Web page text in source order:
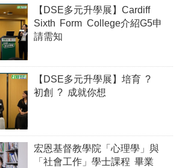
【DSE多元升學展】Cardiff
Sixth Form College介紹G5申
請需知
【DSE多元升學展】培育 ?
初創 ? 成就你想
宏恩基督教學院「心理學」與
「社會工作」學士課程 畢業